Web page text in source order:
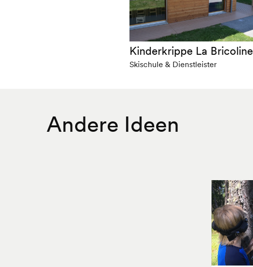
Kinderkrippe La Bricoline
Skischule & Dienstleister
Andere Ideen